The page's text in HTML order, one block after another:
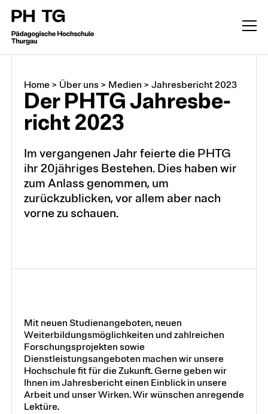
Über uns
Arbeiten an der PHTG
Home> Über uns> Medien > Jahresbericht 2023
Der PHTG Jahres­be­
richt 2023
Im vergangenen Jahr feierte die PHTG
ihr 20jähriges Bestehen. Dies haben wir
zum Anlass genommen, um
zurückzublicken, vor allem aber nach
vorne zu schauen.
Mit neuen Studienangeboten, neuen
Weiterbildungsmöglichkeiten und zahlreichen
Forschungsprojekten sowie
Dienstleistungsangeboten machen wir unsere
Hochschule fit für die Zukunft. Gerne geben wir
Ihnen im Jahresbericht einen Einblick in unsere
Arbeit und unser Wirken. Wir wünschen anregende
Lektüre.